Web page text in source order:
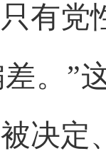
有党
。”
决定